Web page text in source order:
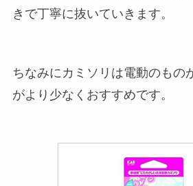
きで丁寧に抜いていきます。
ちなみにカミソリは電動のもの
がより少なくおすすめです。